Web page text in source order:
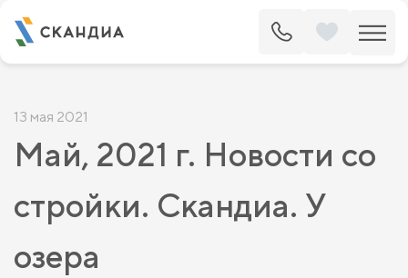
13 мая 2021
Май, 2021 г. Новости со
стройки. Скандиа. У
озера